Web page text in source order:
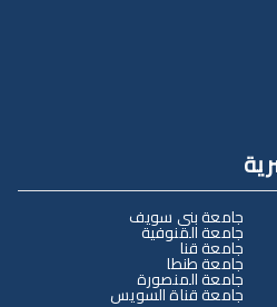
جامعة بني سويف
جامعة المنوفية
جامعة قنا
جامعة طنطا
جامعة المنصورة
جامعة قناة السويس